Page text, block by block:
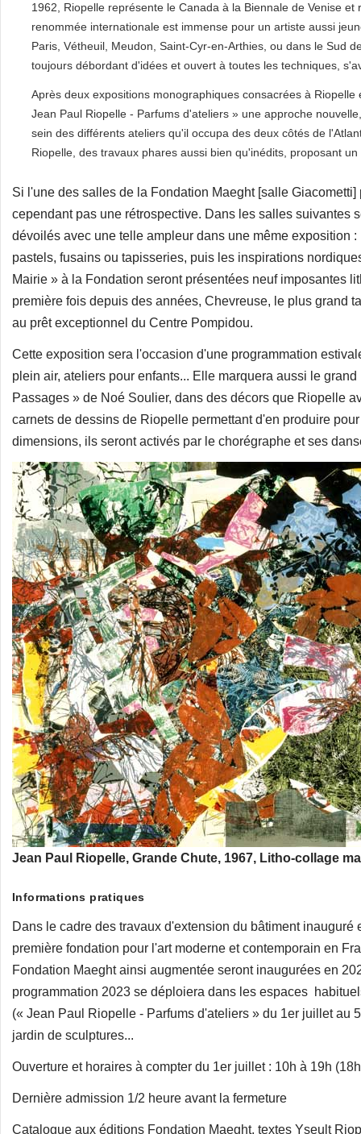
1962, Riopelle représente le Canada à la Biennale de Venise
renommée internationale est immense pour un artiste aussi
Paris, Vétheuil, Meudon, Saint-Cyr-en-Arthies, ou dans le Sud
toujours débordant d'idées et ouvert à toutes les techniques,
Après deux expositions monographiques consacrées à
Jean Paul Riopelle - Parfums d'ateliers » une approche
sein des différents ateliers qu'il occupa des deux côtés de
Riopelle, des travaux phares aussi bien qu'inédits, proposant
Si l'une des salles de la Fondation Maeght [salle
cependant pas une rétrospective. Dans les salles suivantes
dévoilés avec une telle ampleur dans une même exposition
pastels, fusains ou tapisseries, puis les inspirations
Mairie » à la Fondation seront présentées neuf imposantes
première fois depuis des années, Chevreuse, le plus grand
au prêt exceptionnel du Centre Pompidou.
Cette exposition sera l'occasion d'une programmation
plein air, ateliers pour enfants... Elle marquera aussi le
Passages » de Noé Soulier, dans des décors que Riopelle
carnets de dessins de Riopelle permettant d'en produire
dimensions, ils seront activés par le chorégraphe et ses
Jean Paul Riopelle, Grande Chute, 1967, Litho-collage
Informations pratiques
Dans le cadre des travaux d'extension du bâtiment
première fondation pour l'art moderne et contemporain en
Fondation Maeght ainsi augmentée seront inaugurées en
programmation 2023 se déploiera dans les espaces
(« Jean Paul Riopelle - Parfums d'ateliers » du 1er juillet au
jardin de sculptures...
Ouverture et horaires à compter du 1er juillet : 10h à 19h
Dernière admission 1/2 heure avant la fermeture
Catalogue aux éditions Fondation Maeght, textes Yseult